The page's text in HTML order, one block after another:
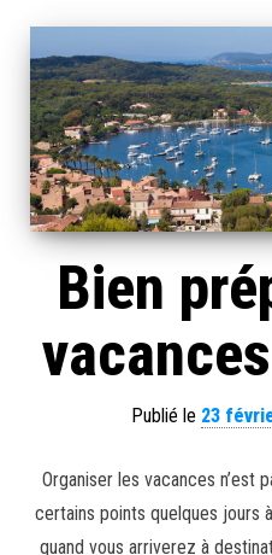
Bien
Publié le 23
Organiser les vacances n’est
certains points quelques jours
quand vous arriverez à